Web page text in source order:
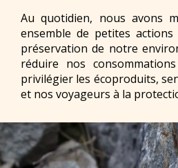
Au quotidien, nous avons
ensemble de petites
préservation de notre
réduire nos
privilégier les écoproduits,
et nos voyageurs à la